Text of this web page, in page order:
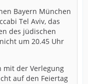
Bayern München
Tel Aviv, das
des jüdischen
um 20.45 Uhr
mit der Verlegung
auf den Feiertag